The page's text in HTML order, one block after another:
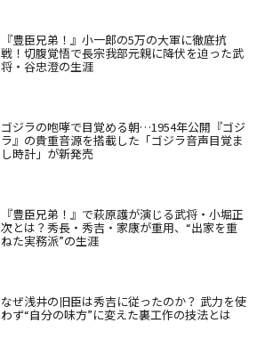
『豊臣兄弟！』小一郎の5万の大軍に徹底抗
戦！切腹覚悟で長宗我部元親に降伏を迫った武
将・谷忠澄の生涯
ゴジラの咆哮で目覚める朝…1954年公開『ゴジ
ラ』の貴重音源を搭載した「ゴジラ音声目覚ま
し時計」が新発売
『豊臣兄弟！』で萩原護が演じる武将・小堀正
次とは？秀長・秀吉・家康が重用、“出家を重
ねた実務派”の生涯
なぜ浅井の旧臣は秀吉に従ったのか？ 武力を使
わず“自分の味方”に変えた裏工作の技法とは